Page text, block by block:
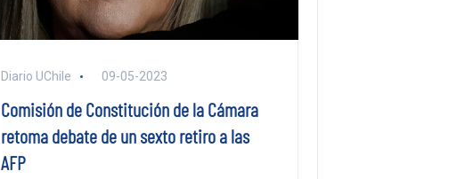
Diario UChile 09-05-2023
Comisión de Constitución de la Cámara
retoma debate de un sexto retiro a las
AFP